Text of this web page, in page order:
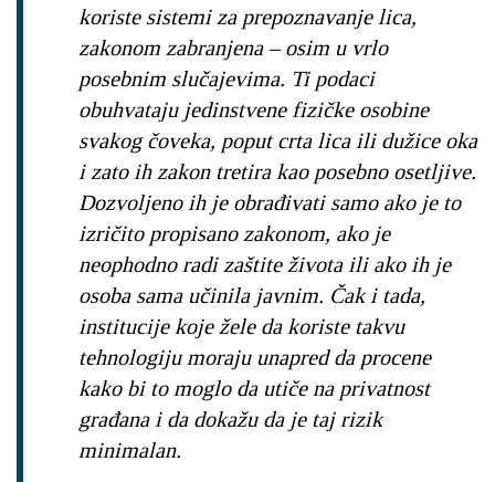
koriste sistemi za prepoznavanje lica,
zakonom zabranjena – osim u vrlo
posebnim slučajevima. Ti podaci
obuhvataju jedinstvene fizičke osobine
svakog čoveka, poput crta lica ili dužice oka
i zato ih zakon tretira kao posebno osetljive.
Dozvoljeno ih je obrađivati samo ako je to
izričito propisano zakonom, ako je
neophodno radi zaštite života ili ako ih je
osoba sama učinila javnim. Čak i tada,
institucije koje žele da koriste takvu
tehnologiju moraju unapred da procene
kako bi to moglo da utiče na privatnost
građana i da dokažu da je taj rizik
minimalan.